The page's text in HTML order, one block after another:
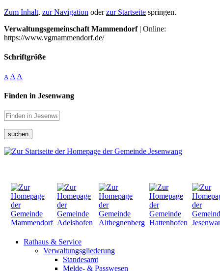
Zum Inhalt, zur Navigation oderzur Startseite springen.
Verwaltungsgemeinschaft Mammendorf| Online:
https://www.vgmammendorf.de/
Schriftgröße
A A A
Finden in Jesenwang
suchen
Rathaus & Service
Verwaltungsgliederung
Standesamt
Melde- & Passwesen